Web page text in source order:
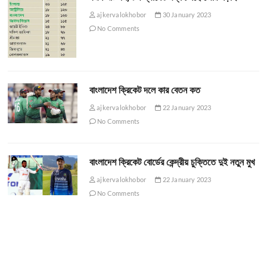
ajkervalokhobor
30 January 2023
No Comments
বাংলাদেশ ক্রিকেট দলে কার বেতন কত
ajkervalokhobor
22 January 2023
No Comments
বাংলাদেশ ক্রিকেট বোর্ডের কেন্দ্রীয় চুক্তিতে দুই নতুন মুখ
ajkervalokhobor
22 January 2023
No Comments